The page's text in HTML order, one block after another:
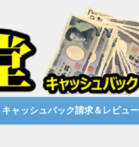
堂
キャッシュバック請求＆レビュ